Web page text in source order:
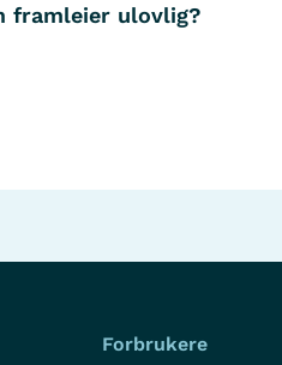
framleier ulovlig?
Forbrukere